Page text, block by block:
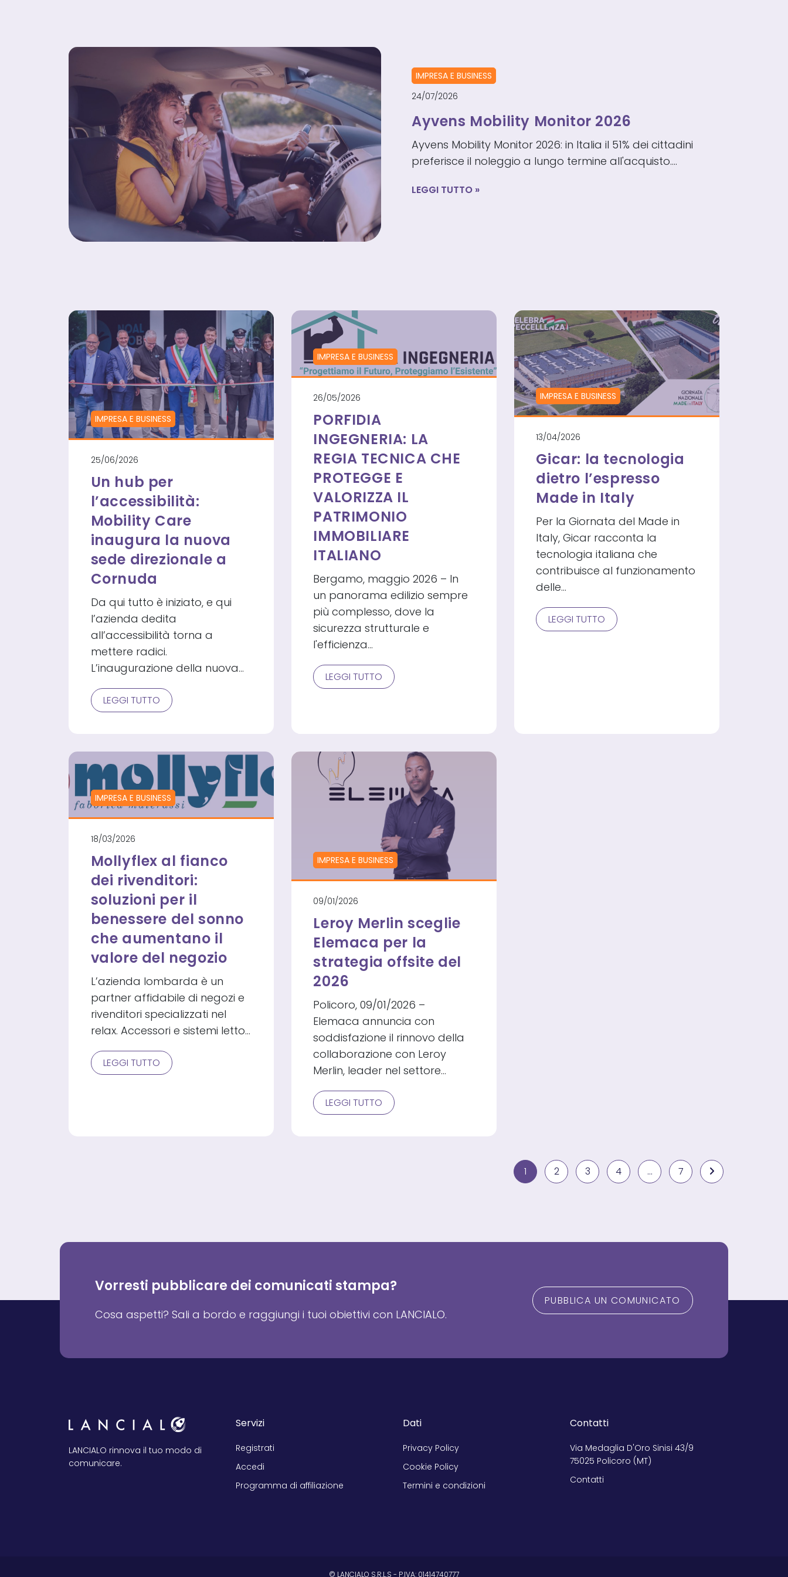
IMPRESA E BUSINESS
24/07/2026
Ayvens Mobility Monitor 2026
Ayvens Mobility Monitor 2026: in Italia il 51% dei cittadini
preferisce il noleggio a lungo termine all'acquisto.…
LEGGI TUTTOAYVENS
IMPRESA E BUSINESS
25/06/2026
Un hub per
l’accessibilità:
Mobility Care
inaugura la nuova
sede direzionale a
Cornuda
Da qui tutto è iniziato, e qui
l’azienda dedita
all’accessibilità torna a
mettere radici.
L’inaugurazione della nuova…
LEGGI TUTTOUN
HUB
INAUGURA
DIREZIONALE
A
CORNUDA
IMPRESA E BUSINESS
26/05/2026
PORFIDIA
INGEGNERIA: LA
REGIA TECNICA CHE
PROTEGGE E
VALORIZZA IL
PATRIMONIO
IMMOBILIARE
ITALIANO
Bergamo, maggio 2026 – In
un panorama edilizio sempre
più complesso, dove la
sicurezza strutturale e
l'efficienza…
LEGGI TUTTO PORFIDIA
INGEGNERIA:
VALORIZZA
PATRIMONIO
IMMOBILIARE
ITALIANO
IMPRESA E BUSINESS
13/04/2026
Gicar: la tecnologia
dietro l’espresso
Made in Italy
Per la Giornata del Made in
Italy, Gicar racconta la
tecnologia italiana che
contribuisce al funzionamento
delle…
LEGGI TUTTO GICAR:
LA
IMPRESA E BUSINESS
18/03/2026
Mollyflex al fianco
dei rivenditori:
soluzioni per il
benessere del sonno
che aumentano il
valore del negozio
L’azienda lombarda è un
partner affidabile di negozi e
rivenditori specializzati nel
relax. Accessori e sistemi letto…
LEGGI TUTTOMOLLYFLEX
AL
IMPRESA E BUSINESS
09/01/2026
Leroy Merlin sceglie
Elemaca per la
strategia offsite del
2026
Policoro, 09/01/2026 –
Elemaca annuncia con
soddisfazione il rinnovo della
collaborazione con Leroy
Merlin, leader nel settore…
LEGGI TUTTO LEROY
MERLIN
1 2 3 4 … 7 Vai alla pagina
Vorresti pubblicare dei comunicati stampa?
Cosa aspetti? Sali a bordo e raggiungi i tuoi obiettivi con LANCIALO.
PUBBLICA UN COMUNICATO
LANCIALO rinnova il tuo modo di
comunicare.
Servizi
Registrati
Accedi
Programma di affiliazione
Dati
Privacy Policy
Cookie Policy
Termini e condizioni
Contatti
Via Medaglia D'Oro Sinisi 43/9
75025 Policoro (MT)
Contatti
© LANCIALO S.R.L.S - P.IVA: 01414740777